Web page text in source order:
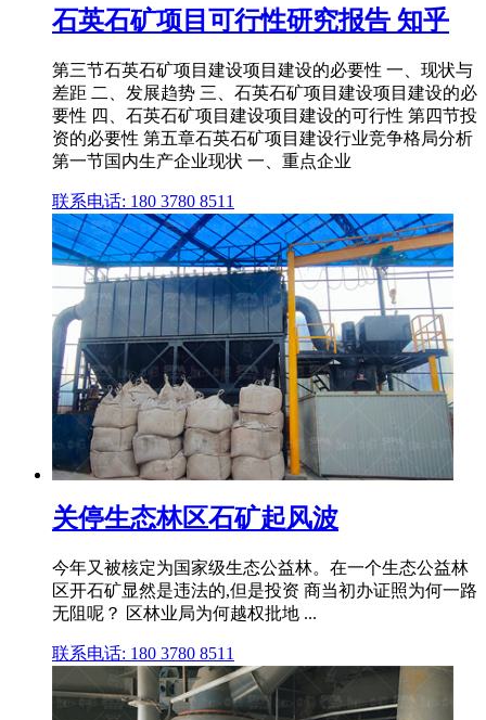
石英石矿项目可行性研究报告 知乎
第三节石英石矿项目建设项目建设的必要性 一、现状与
差距 二、发展趋势 三、石英石矿项目建设项目建设的必
要性 四、石英石矿项目建设项目建设的可行性 第四节投
资的必要性 第五章石英石矿项目建设行业竞争格局分析
第一节国内生产企业现状 一、重点企业
联系电话: 180 3780 8511
关停生态林区石矿起风波
今年又被核定为国家级生态公益林。在一个生态公益林
区开石矿显然是违法的,但是投资 商当初办证照为何一路
无阻呢？ 区林业局为何越权批地 ...
联系电话: 180 3780 8511